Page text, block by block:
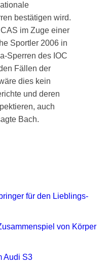
bestätigen wird.
im Zuge einer
Sportler 2006 in
Sperren des IOC
Fällen der
dies kein
und deren
auch
Bach.
für den Lieblings-
von Körper
Audi S3